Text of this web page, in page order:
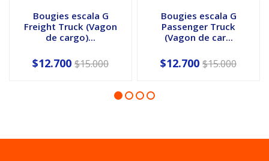
Bougies escala G
Freight Truck (Vagon
de cargo)...
$12.700 $15.000
Bougies escala G
Passenger Truck
(Vagon de car...
$12.700 $15.000